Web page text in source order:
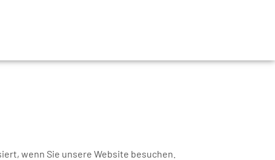
wenn Sie unsere Website besuchen.